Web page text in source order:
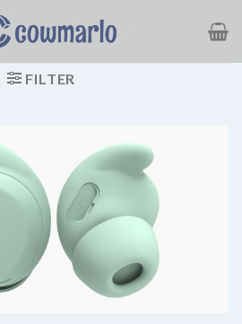
FILTER